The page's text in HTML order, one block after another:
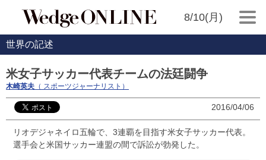
8/10(月)
世界の記述
米女子サッカー代表チームの法廷闘争
木崎英夫 （ スポーツジャーナリスト）
2016/04/06
リオデジャネイロ五輪で、3連覇を目指す米女子サッカー代表。
選手会と米国サッカー連盟の間で訴訟が勃発した。